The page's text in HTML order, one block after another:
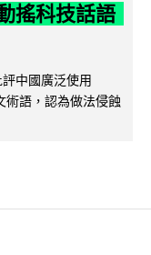
搖科技話語
中國廣泛使用
術語，認為做法侵蝕